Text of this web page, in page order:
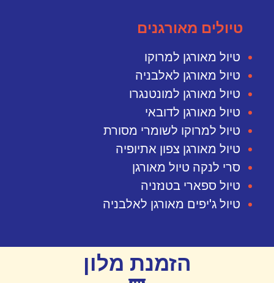
טיולים מאורגנים
טיול מאורגן למרוקו
טיול מאורגן לאלבניה
טיול מאורגן למונטנגרו
טיול מאורגן לדובאי
טיול למרוקו לשומרי מסורת
טיול מאורגן צפון אתיופיה
סרי לנקה טיול מאורגן
טיול ספארי בטנזניה
טיול ג'יפים מאורגן לאלבניה
הזמנת מלון